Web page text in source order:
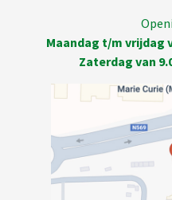
Maandag t/m vrijdag
Zaterdag van